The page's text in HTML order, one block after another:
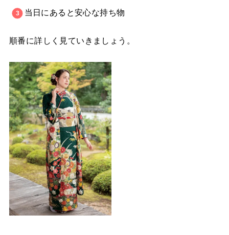
当日にあると安心な持ち物
順番に詳しく見ていきましょう。